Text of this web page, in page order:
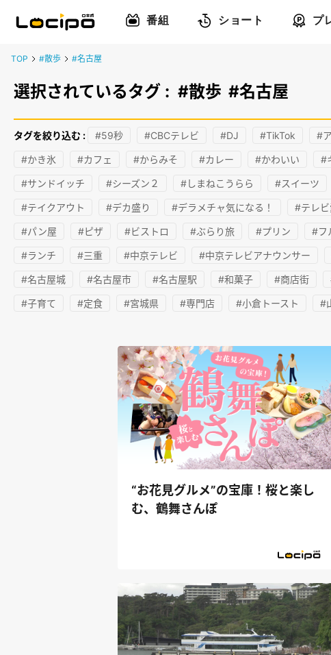
番組 ショート プ
TOP #散歩 #名古屋
選択されているタグ : #散歩 #名古屋
タグを絞り込む : #59秒 #CBCテレビ #DJ #TikTok #
#かき氷 #カフェ #からみそ #カレー #かわいい #
#サンドイッチ #シーズン２ #しまねこうらら #スイーツ
#テイクアウト #デカ盛り #デラメチャ気になる！ #テレ
#パン屋 #ピザ #ビストロ #ぶらり旅 #プリン #フ
#ランチ #三重 #中京テレビ #中京テレビアナウンサー
#名古屋城 #名古屋市 #名古屋駅 #和菓子 #商店街
#子育て #定食 #宮城県 #専門店 #小倉トースト #
“お花見グルメ”の宝庫！桜と楽し
む、鶴舞さんぽ